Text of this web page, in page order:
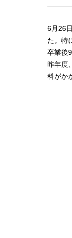
6月26
た。特
卒業後
昨年度
料がか